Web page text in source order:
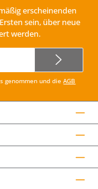
erscheinenden
sein, über neue
werden.
genommen und dieAGB